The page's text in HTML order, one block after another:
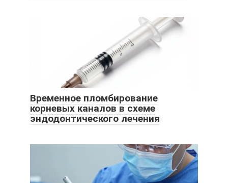
Временное пломбирование
корневых каналов в схеме
эндодонтического лечения